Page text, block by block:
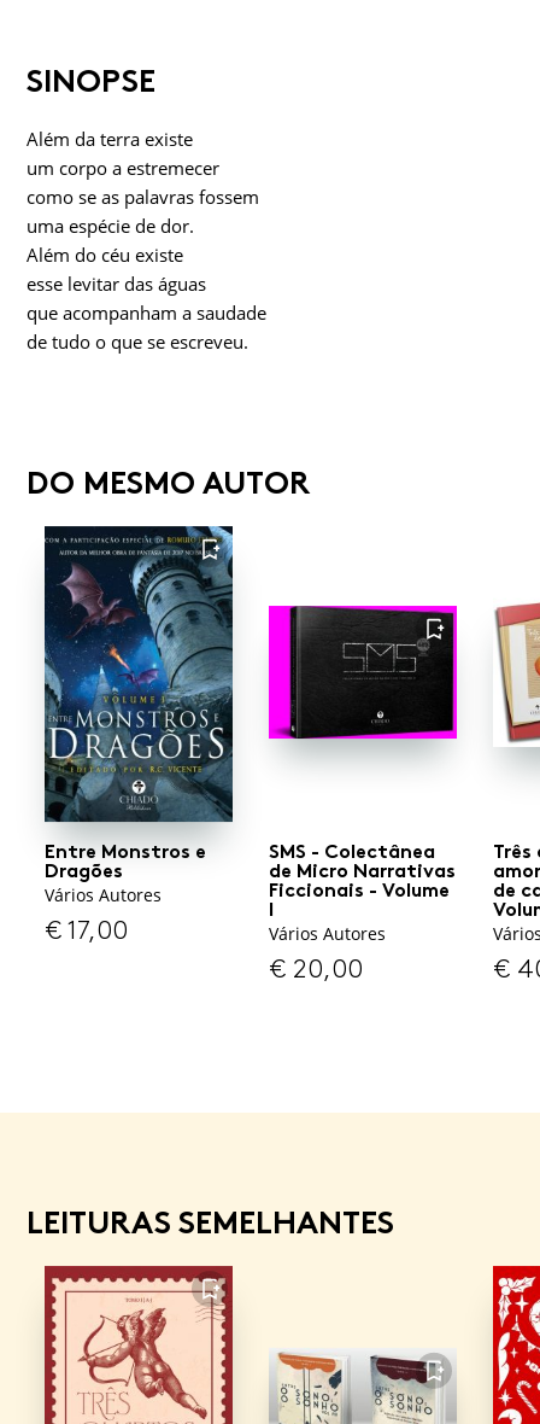
SINOPSE
Além da terra existe
um corpo a estremecer
como se as palavras fossem
uma espécie de dor.
Além do céu existe
esse levitar das águas
que acompanham a saudade
de tudo o que se escreveu.
DO MESMO AUTOR
FAVORITO
Entre Monstros e
Dragões
Vários Autores
€17,00
FAVORITO
SMS - Colectânea
de Micro Narrativas
Ficcionais - Volume
I
Vários Autores
€ 20,00
Três
de
€
LEITURAS SEMELHANTES
FAVORITO
FAVORITO